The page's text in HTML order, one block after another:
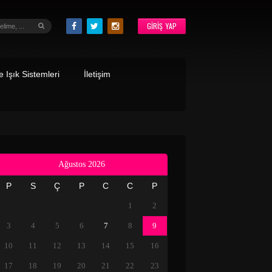
GIRIŞ YAP
Işık Sistemleri İletişim
Ağustos 2026
P S Ç P C C P
1 2
3 4 5 6 7 8 9
10 11 12 13 14 15 16
17 18 19 20 21 22 23